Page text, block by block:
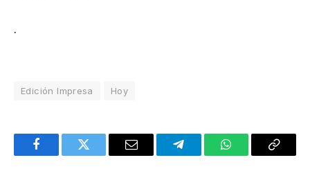
.
Edición Impresa Hoy
FacebookTwitter Email TelegramWhatsAppCopy